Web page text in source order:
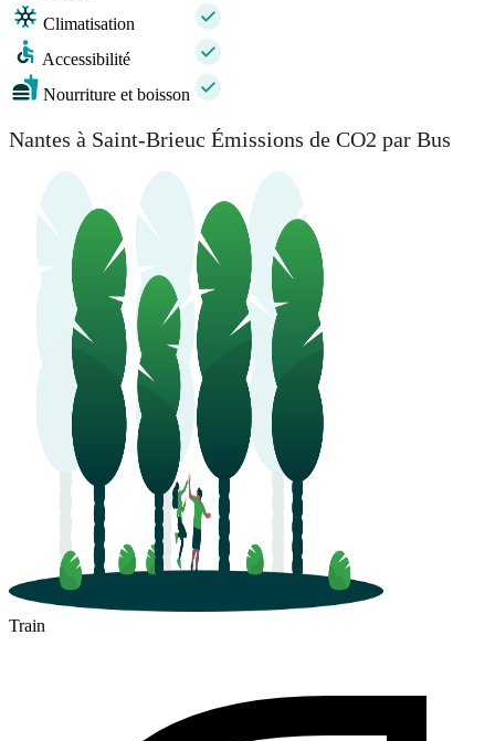
Climatisation
Accessibilité
Nourriture et boisson
Nantes à Saint-Brieuc Émissions de CO2 par Bus
Train